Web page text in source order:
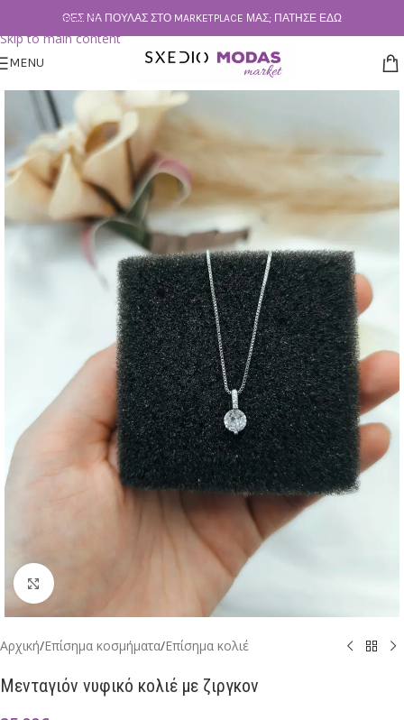
Skip to navigation
Skip to main content
ΘΕΣ ΝΑ ΠΟΥΛΆΣ ΣΤΟ MARKETPLACE ΜΑΣ; ΠΆΤΗΣΕ ΕΔΏ
MENU
Click to enlarge
Αρχική/Επίσημα κοσμήματα/Επίσημα κολιέ
Μενταγιόν νυφικό κολιέ με ζιργκον